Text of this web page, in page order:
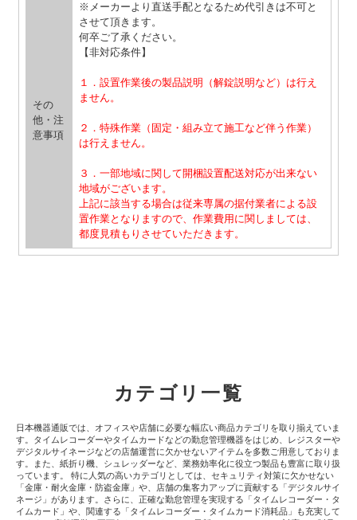
その
他・注
意事項
※メーカーより直送手配となるため代引きは不可と
させて頂きます。
何卒ご了承ください。
【非対応条件】
１．設置作業後の製品説明（解錠説明など）は行え
ません。
２．特殊作業（固定・組み立て施工など伴う作業）
は行えません。
３．一部地域に関して開梱設置配送対応が出来ない
地域がございます。
上記に該当する場合は従来専属の据付業者による設
置作業となりますので、作業費用に関しましては、
都度見積もりさせていただきます。
カテゴリ一覧
日本機器通販では、オフィスや店舗に必要な幅広い商品カテゴリを取り揃えていま
す。タイムレコーダーやタイムカードなどの勤怠管理機器をはじめ、レジスターや
デジタルサイネージなどの店舗運営に欠かせないアイテムを多数ご用意しておりま
す。また、紙折り機、シュレッダーなど、業務効率化に役立つ製品も豊富に取り扱
っています。 特に人気の高いカテゴリとしては、セキュリティ対策に欠かせない
「金庫・耐火金庫・防盗金庫」や、店舗の集客力アップに貢献する「デジタルサイ
ネージ」があります。さらに、正確な勤怠管理を実現する「タイムレコーダー・タ
イムカード」や、関連する「タイムレコーダー・タイムカード消耗品」も充実して